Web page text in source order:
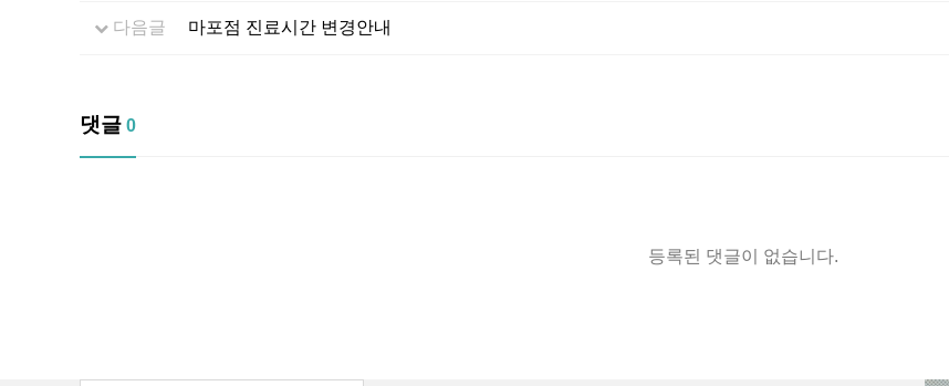
다음글 마포점 진료시간 변경안내
댓글 0
등록된 댓글이 없습니다.